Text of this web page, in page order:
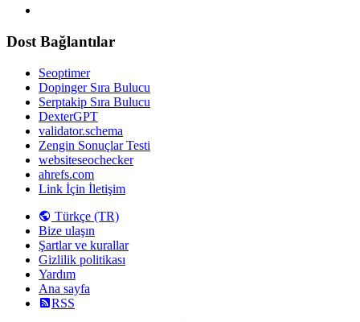
Dost Bağlantılar
Seoptimer
Dopinger Sıra Bulucu
Serptakip Sıra Bulucu
DexterGPT
validator.schema
Zengin Sonuçlar Testi
websiteseochecker
ahrefs.com
Link İçin İletişim
Türkçe (TR)
Bize ulaşın
Şartlar ve kurallar
Gizlilik politikası
Yardım
Ana sayfa
RSS